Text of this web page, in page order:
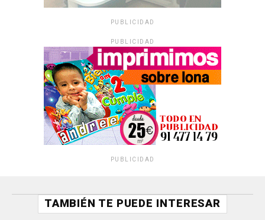
PUBLICIDAD
PUBLICIDAD
PUBLICIDAD
TAMBIÉN TE PUEDE INTERESAR